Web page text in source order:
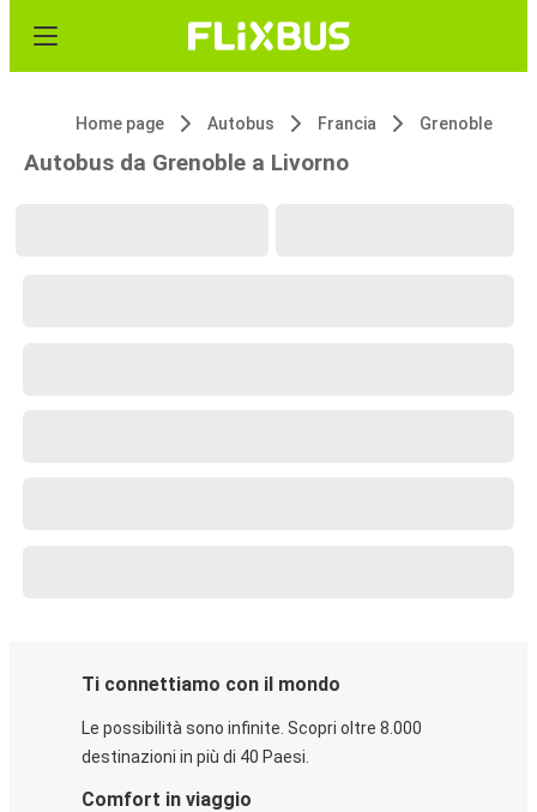
Home page Autobus Francia Grenoble
Autobus da Grenoble a Livorno
Ti connettiamo con il mondo
Le possibilità sono infinite. Scopri oltre 8.000
destinazioni in più di 40 Paesi.
Comfort in viaggio